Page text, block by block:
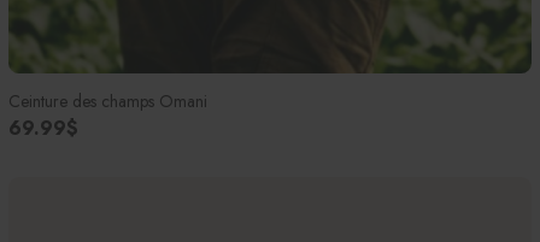
Ceinture des champs Omani
69.99$